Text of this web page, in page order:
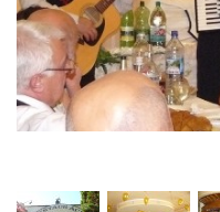
NÁVŠTEVNÁ KNIHA
ONÁS